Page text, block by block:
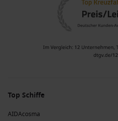
Top Schiffe
AIDAcosma